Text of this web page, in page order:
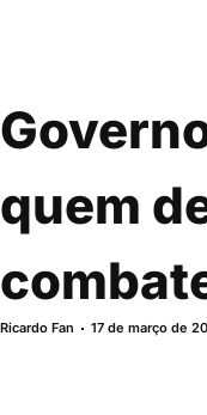
quem
Ricardo Fan 17 de março de